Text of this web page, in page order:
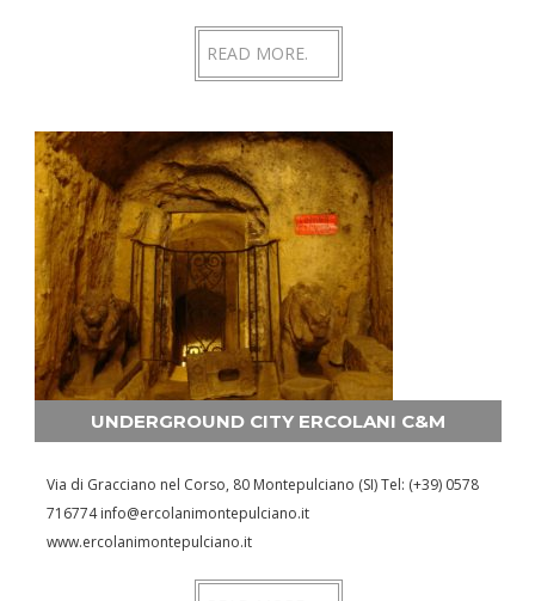
READ MORE.
UNDERGROUND CITY ERCOLANI C&M
Via di Gracciano nel Corso, 80 Montepulciano (SI) Tel: (+39) 0578
716774 info@ercolanimontepulciano.it
www.ercolanimontepulciano.it